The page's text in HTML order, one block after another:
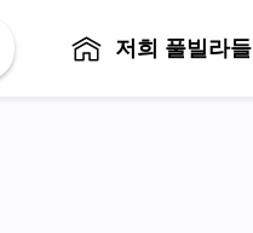
저희 풀빌라들